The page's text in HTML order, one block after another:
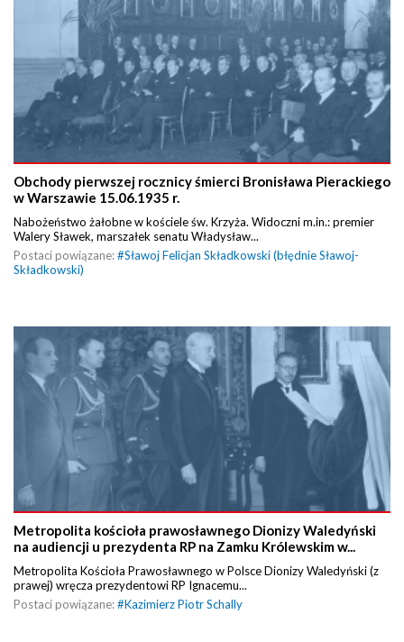
Obchody pierwszej rocznicy śmierci Bronisława Pierackiego
w Warszawie 15.06.1935 r.
Nabożeństwo żałobne w kościele św. Krzyża. Widoczni m.in.: premier
Walery Sławek, marszałek senatu Władysław...
Postaci powiązane:#Sławoj Felicjan Składkowski (błędnie Sławoj-
Składkowski)
Metropolita kościoła prawosławnego Dionizy Waledyński
na audiencji u prezydenta RP na Zamku Królewskim w...
Metropolita Kościoła Prawosławnego w Polsce Dionizy Waledyński (z
prawej) wręcza prezydentowi RP Ignacemu...
Postaci powiązane:#Kazimierz Piotr Schally